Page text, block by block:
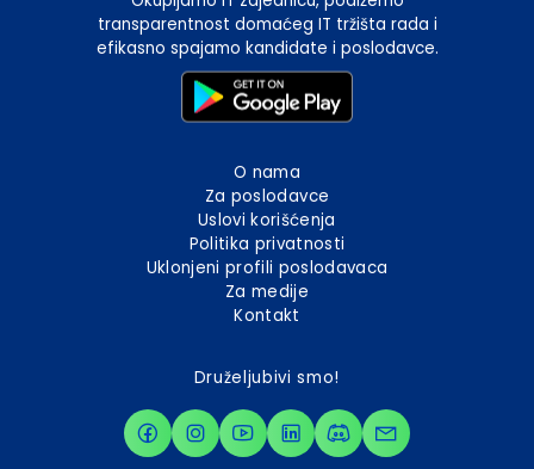
transparentnost domaćeg IT tržišta rada i
efikasno spajamo kandidate i poslodavce.
O nama
Za poslodavce
Uslovi korišćenja
Politika privatnosti
Uklonjeni profili poslodavaca
Za medije
Kontakt
Druželjubivi smo!